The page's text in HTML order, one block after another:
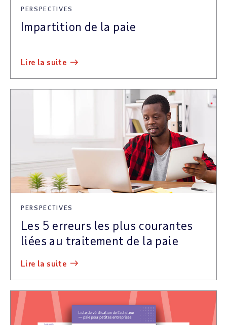
PERSPECTIVES
Impartition de la paie
lire la suite
PERSPECTIVES
Les 5 erreurs les plus courantes
liées au traitement de la paie
lire la suite